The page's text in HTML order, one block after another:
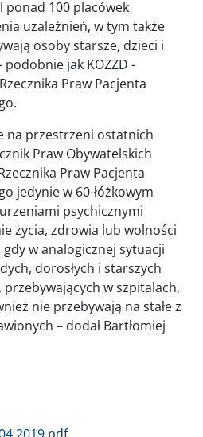
ponad 100 placówek
uzależnień, w tym także
osoby starsze, dzieci i
jak KOZZD -
Praw Pacjenta
na przestrzeni ostatnich
Praw Obywatelskich
Praw Pacjenta
jedynie w 60-łóżkowym
psychicznymi
życia, zdrowia lub wolności
w analogicznej sytuacji
dorosłych i starszych
przebywających w szpitalach,
nie przebywają na stałe z
– dodał Bartłomiej